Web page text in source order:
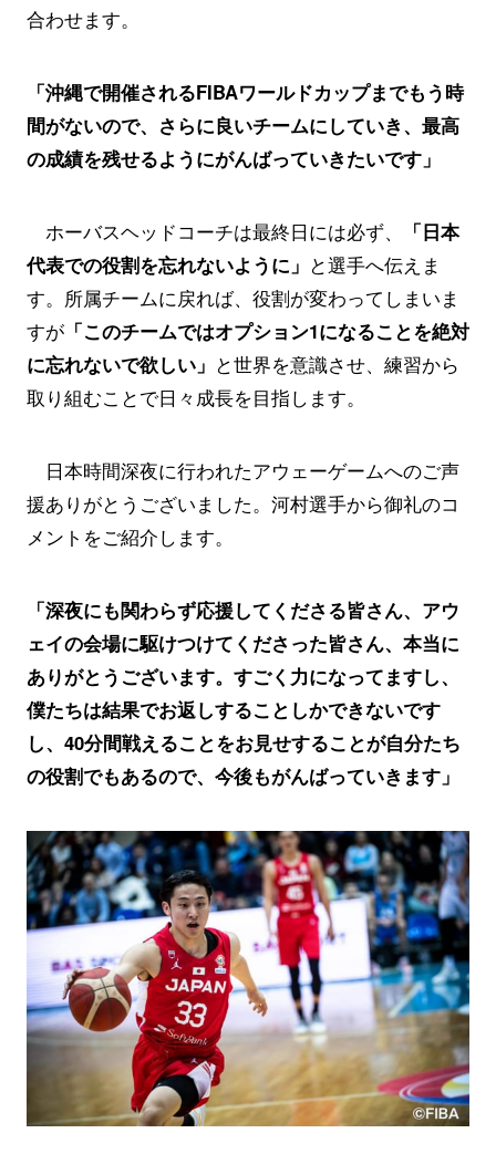
合わせます。
「沖縄で開催されるFIBAワールドカップまでもう時
間がないので、さらに良いチームにしていき、最高
の成績を残せるようにがんばっていきたいです」
ホーバスヘッドコーチは最終日には必ず、
「日本
代表での役割を忘れないように」 と選手へ伝えま
す。所属チームに戻れば、役割が変わってしまいま
すが「このチームではオプション1になることを絶対
に忘れないで欲しい」 と世界を意識させ、練習から
取り組むことで日々成長を目指します。
日本時間深夜に行われたアウェーゲームへのご声
援ありがとうございました。河村選手から御礼のコ
メントをご紹介します。
「深夜にも関わらず応援してくださる皆さん、アウ
ェイの会場に駆けつけてくださった皆さん、本当に
ありがとうございます。すごく力になってますし、
僕たちは結果でお返しすることしかできないです
し、40分間戦えることをお見せすることが自分たち
の役割でもあるので、今後もがんばっていきます」